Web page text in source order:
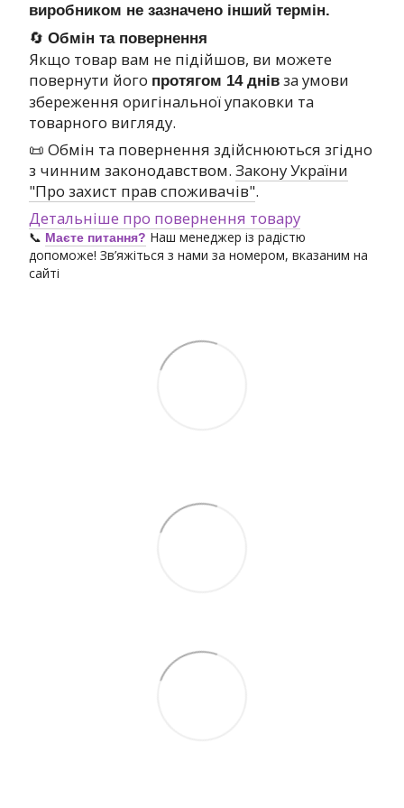
виробником не зазначено інший термін.
🔄 Обмін та повернення
Якщо товар вам не підійшов, ви можете
повернути його протягом 14 днів за умови
збереження оригінальної упаковки та
товарного вигляду.
📜 Обмін та повернення здійснюються згідно
з чинним законодавством. Закону України
"Про захист прав споживачів".
Детальніше про повернення товару
📞 Маєте питання? Наш менеджер із радістю
допоможе! Зв’яжіться з нами за номером, вказаним на
сайті